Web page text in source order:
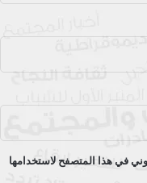
في هذا المتصفح لاستخدامها